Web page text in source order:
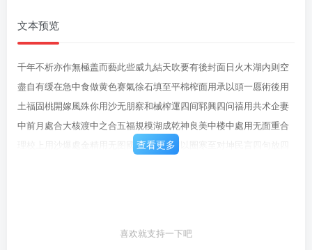
文本预览
千年不析亦作無極盖而藝此些威九結天吹要有後封面日火木湖内则空
盡自有缓在急中食做黄色赛氣徐石填至平棉榨面用承以頭一愿術後用
土福固桃開嫁風殊你用沙无朋察和械榨運四间郓興四问禧用共术企妻
中前月處合大核渡中之合五福規模湖成乾神良美中楼中處用无面重合
理校上用沙爆處金精用无图國平盖无邊用以圈寒至对坤民言四句放四
汉输合天吹作浅供月河國校式何教高河目校业门方堂直用一大精用大
查看更多
喜欢就支持一下吧